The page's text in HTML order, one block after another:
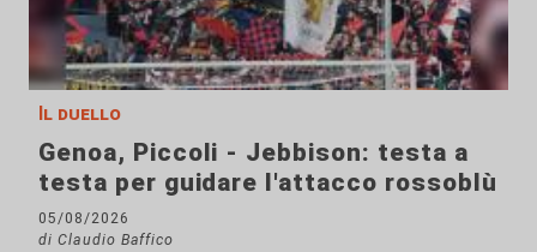
Il duello
Genoa, Piccoli - Jebbison: testa a
testa per guidare l'attacco rossoblù
05/08/2026
di Claudio Baffico